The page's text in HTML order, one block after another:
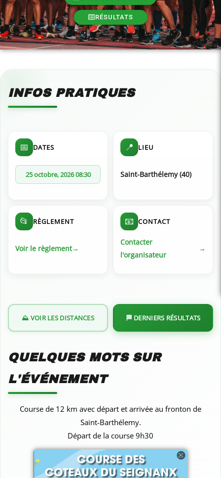
RÉSULTATS
INFOS PRATIQUES
📅 DATES
25 octobre, 2026 08:30
📍 LIEU
Saint-Barthélemy (40)
📂 RÈGLEMENT
Voir le règlement
📧 CONTACT
Contacter
l'organisateur
⛰️ VOIR LES DISTANCES 🏁 DERNIERS RÉSULTATS
QUELQUES MOTS SUR
L'ÉVÉNEMENT
Course de 12 km avec départ et arrivée au fronton de
Saint-Barthélemy.
Départ de la course 9h30